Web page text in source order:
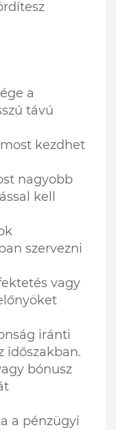
a
távú
kezdhet
nagyobb
kell
szervezni
vagy
iránti
időszakban.
bónusz
a pénzügyi